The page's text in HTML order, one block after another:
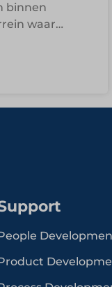
binnen
waar
steeds
Als